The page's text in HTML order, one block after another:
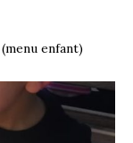
enfant)